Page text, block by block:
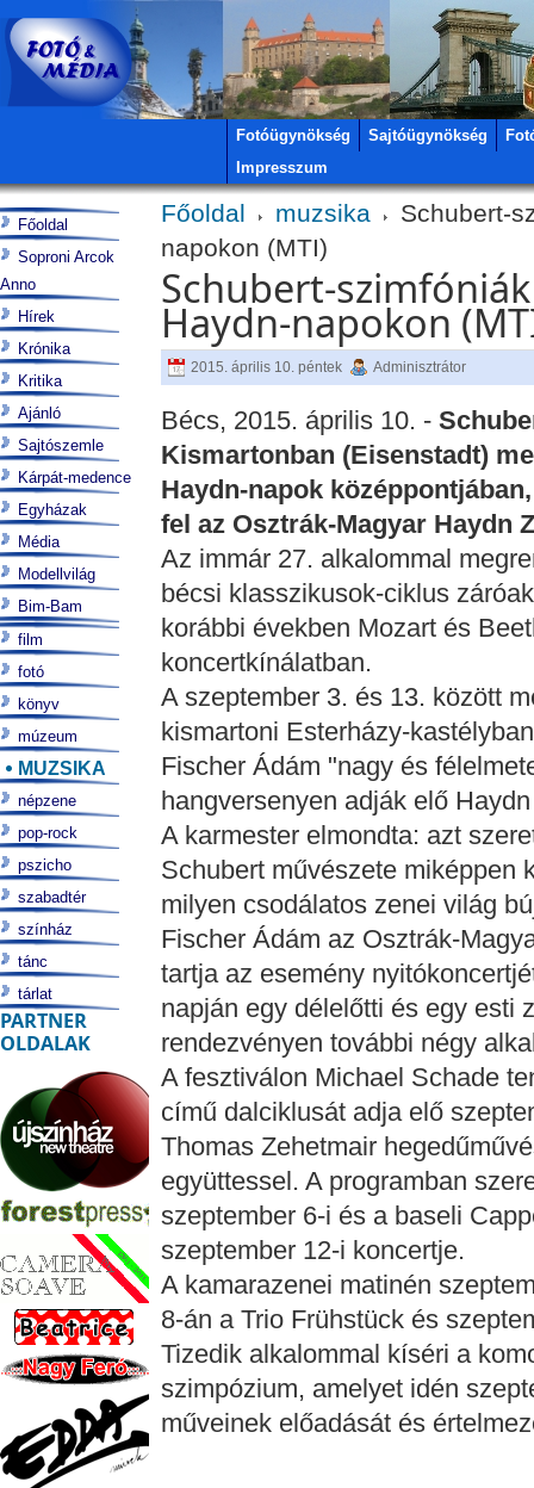
Fotóügynökség Sajtóügynökség
Impresszum
Főoldal muzsika
Schubert-
napokon (MTI)
Schubert-
Haydn-napokon
2015. április 10. péntek Adminisztrátor
Bécs, 2015. április 10. -
Kismartonban (Eisenstadt)
Haydn-napok
fel az Osztrák-Magyar Haydn
Az immár 27. alkalommal
bécsi klasszikusok-ciklus
korábbi években Mozart és
koncertkínálatban.
A szeptember 3. és 13. között
kismartoni Esterházy-
Fischer Ádám "nagy és
hangversenyen adják elő
A karmester elmondta: azt
Schubert művészete miképpen
milyen csodálatos zenei világ
Fischer Ádám az Osztrák-
tartja az esemény
napján egy délelőtti és egy esti
rendezvényen további négy
A fesztiválon Michael Schade
című dalciklusát adja elő
Thomas Zehetmair
együttessel. A programban
szeptember 6-i és a baseli
szeptember 12-i koncertje.
A kamarazenei matinén
8-án a Trio Frühstück és
Tizedik alkalommal kíséri a
szimpózium, amelyet idén
műveinek előadását és
Főoldal
Soproni Arcok
Anno
Hírek
Krónika
Kritika
Ajánló
Sajtószemle
Kárpát-medence
Egyházak
Média
Modellvilág
Bim-Bam
film
fotó
könyv
múzeum
MUZSIKA
népzene
pop-rock
pszicho
szabadtér
színház
tánc
tárlat
PARTNER
OLDALAK